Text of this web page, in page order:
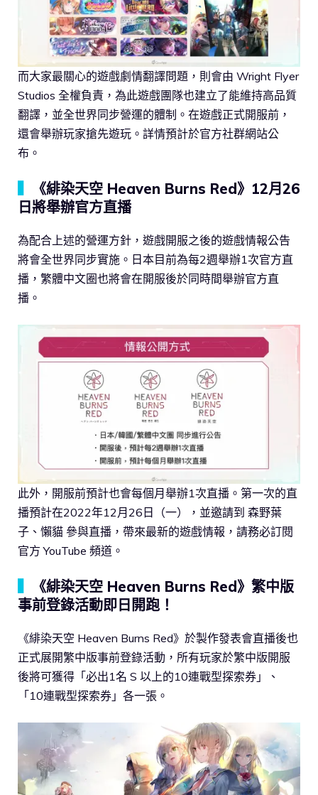
而大家最關心的遊戲劇情翻譯問題，則會由 Wright Flyer
Studios 全權負責，為此遊戲團隊也建立了能維持高品質
翻譯，並全世界同步營運的體制。在遊戲正式開服前，
還會舉辦玩家搶先遊玩。詳情預計於官方社群網站公
布。
《緋染天空 Heaven Burns Red》12月26
日將舉辦官方直播
為配合上述的營運方針，遊戲開服之後的遊戲情報公告
將會全世界同步實施。日本目前為每2週舉辦1次官方直
播，繁體中文圈也將會在開服後於同時間舉辦官方直
播。
此外，開服前預計也會每個月舉辦1次直播。第一次的直
播預計在2022年12月26日（一），並邀請到 森野葉
子、懶貓 參與直播，帶來最新的遊戲情報，請務必訂閱
官方 YouTube 頻道。
《緋染天空 Heaven Burns Red》繁中版
事前登錄活動即日開跑！
《緋染天空 Heaven Burns Red》於製作發表會直播後也
正式展開繁中版事前登錄活動，所有玩家於繁中版開服
後將可獲得「必出1名 S 以上的10連戰型探索券」、
「10連戰型探索券」各一張。